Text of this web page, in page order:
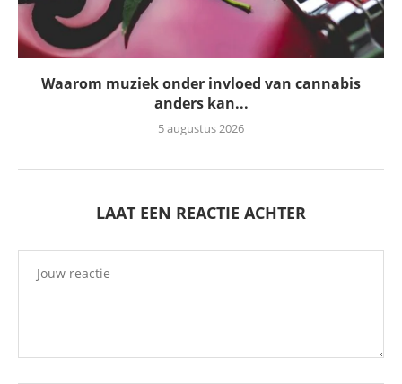
Waarom muziek onder invloed van cannabis
anders kan...
5 augustus 2026
LAAT EEN REACTIE ACHTER